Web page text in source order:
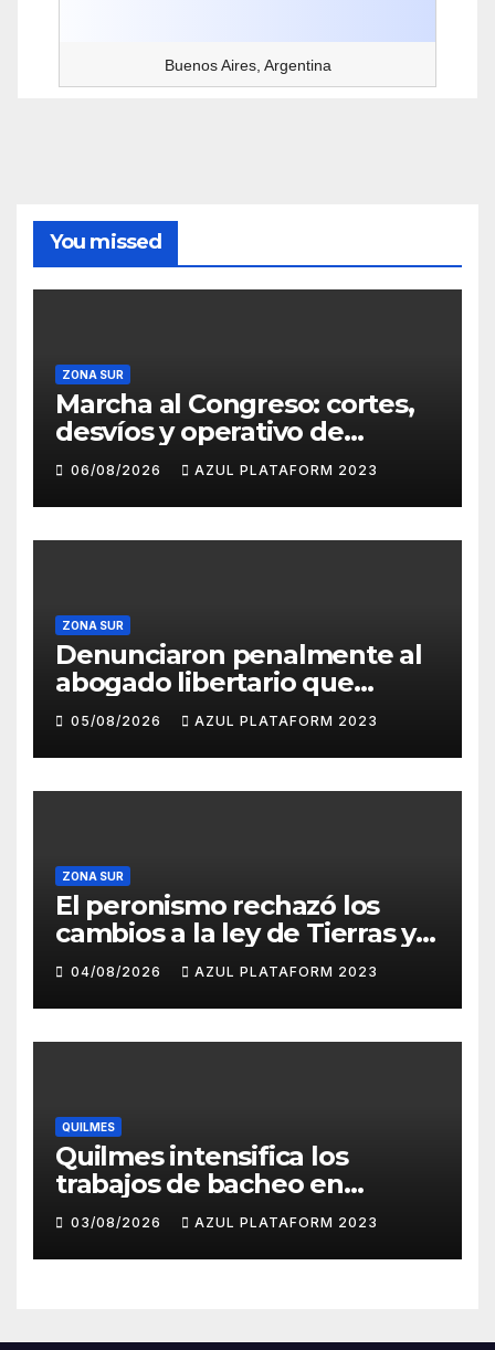
Buenos Aires, Argentina
You missed
ZONA SUR
Marcha al Congreso: cortes,
desvíos y operativo de
seguridad por la protesta
contra la reforma de la Ley
de Tierras
06/08/2026 AZUL PLATAFORM 2023
ZONA SUR
Denunciaron penalmente al
abogado libertario que
propuso tirar napalm sobre
el Gran Buenos Aires
05/08/2026 AZUL PLATAFORM 2023
ZONA SUR
El peronismo rechazó los
cambios a la ley de Tierras y
convocó a movilizarse el
jueves en contra del
Gobierno
04/08/2026 AZUL PLATAFORM 2023
QUILMES
Quilmes intensifica los
trabajos de bacheo en
distintos barrios
03/08/2026 AZUL PLATAFORM 2023